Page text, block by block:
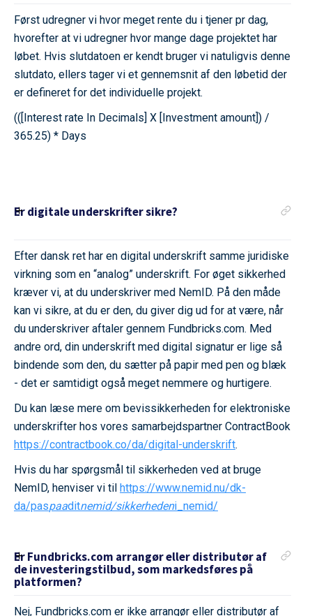
Først udregner vi hvor meget rente du i tjener pr dag,
hvorefter at vi udregner hvor mange dage projektet har
løbet. Hvis slutdatoen er kendt bruger vi natuligvis denne
slutdato, ellers tager vi et gennemsnit af den løbetid der
er defineret for det individuelle projekt.
(([Interest rate In Decimals] X [Investment amount]) /
365.25) * Days
Er digitale underskrifter sikre?
Efter dansk ret har en digital underskrift samme juridiske
virkning som en “analog” underskrift. For øget sikkerhed
kræver vi, at du underskriver med NemID. På den måde
kan vi sikre, at du er den, du giver dig ud for at være, når
du underskriver aftaler gennem Fundbricks.com. Med
andre ord, din underskrift med digital signatur er lige så
bindende som den, du sætter på papir med pen og blæk
- det er samtidigt også meget nemmere og hurtigere.
Du kan læse mere om bevissikkerheden for elektroniske
underskrifter hos vores samarbejdspartner ContractBook
https://contractbook.co/da/digital-underskrift.
Hvis du har spørgsmål til sikkerheden ved at bruge
NemID, henviser vi til https://www.nemid.nu/dk-
da/paspaaditnemid/sikkerhedeni_nemid/
Er Fundbricks.com arrangør eller distributør af
de investeringstilbud, som markedsføres på
platformen?
Nej, Fundbricks.com er ikke arrangør eller distributør af